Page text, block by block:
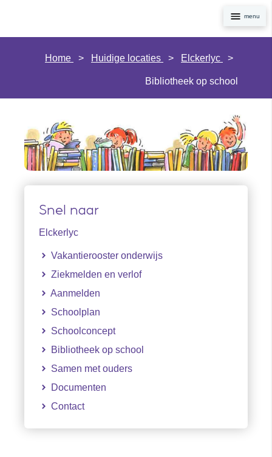
Home Huidige locaties Elckerlyc
Bibliotheek op school
Snel naar
Elckerlyc
Vakantierooster onderwijs
Ziekmelden en verlof
Aanmelden
Schoolplan
Schoolconcept
Bibliotheek op school
Samen met ouders
Documenten
Contact